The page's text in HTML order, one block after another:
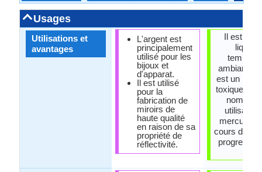
Usages
Utilisations et
avantages
L'argent est
principalement
utilisé pour les
bijoux et
d'apparat.
Il est utilisé
pour la
fabrication de
miroirs de
haute qualité
en raison de sa
propriété de
réflectivité.
Il est un
liquide
ambiante,
est un
toxique et
mercure
cours